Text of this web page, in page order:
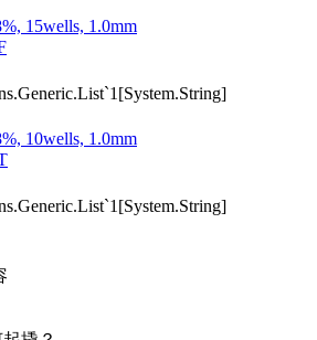
15wells, 1.0mm
10wells, 1.0mm